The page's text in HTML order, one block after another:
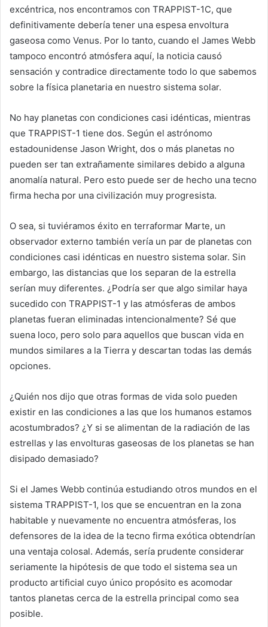
excéntrica, nos encontramos con TRAPPIST-1C, que
definitivamente debería tener una espesa envoltura
gaseosa como Venus. Por lo tanto, cuando el James Webb
tampoco encontró atmósfera aquí, la noticia causó
sensación y contradice directamente todo lo que sabemos
sobre la física planetaria en nuestro sistema solar.
No hay planetas con condiciones casi idénticas, mientras
que TRAPPIST-1 tiene dos. Según el astrónomo
estadounidense Jason Wright, dos o más planetas no
pueden ser tan extrañamente similares debido a alguna
anomalía natural. Pero esto puede ser de hecho una tecno
firma hecha por una civilización muy progresista.
O sea, si tuviéramos éxito en terraformar Marte, un
observador externo también vería un par de planetas con
condiciones casi idénticas en nuestro sistema solar. Sin
embargo, las distancias que los separan de la estrella
serían muy diferentes. ¿Podría ser que algo similar haya
sucedido con TRAPPIST-1 y las atmósferas de ambos
planetas fueran eliminadas intencionalmente? Sé que
suena loco, pero solo para aquellos que buscan vida en
mundos similares a la Tierra y descartan todas las demás
opciones.
¿Quién nos dijo que otras formas de vida solo pueden
existir en las condiciones a las que los humanos estamos
acostumbrados? ¿Y si se alimentan de la radiación de las
estrellas y las envolturas gaseosas de los planetas se han
disipado demasiado?
Si el James Webb continúa estudiando otros mundos en el
sistema TRAPPIST-1, los que se encuentran en la zona
habitable y nuevamente no encuentra atmósferas, los
defensores de la idea de la tecno firma exótica obtendrían
una ventaja colosal. Además, sería prudente considerar
seriamente la hipótesis de que todo el sistema sea un
producto artificial cuyo único propósito es acomodar
tantos planetas cerca de la estrella principal como sea
posible.